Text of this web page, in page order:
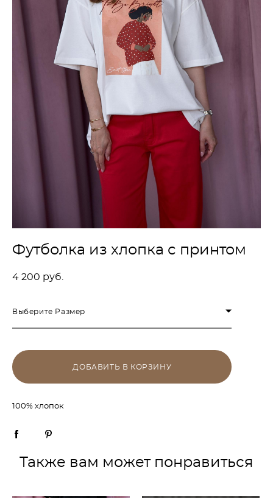
Футболка из хлопка с принтом
4 200 pуб.
Выберите Размер
ДОБАВИТЬ В КОРЗИНУ
100% хлопок
Также вам может понравиться